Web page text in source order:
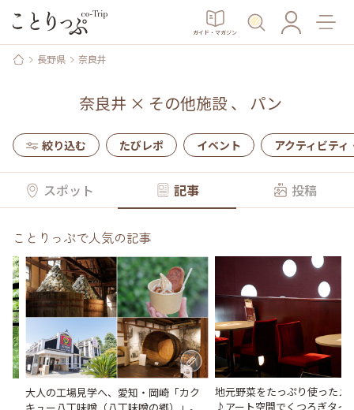
ガイド・マガジン
長野県 奈良井
奈良井 × その他施設、 パン
絞り込む たびレポ イベント アクティビティ
スポット 記事 投稿
ことりっぷで人気の記事
大人の工場見学へ、愛知・岡崎「カク
キュー八丁味噌（八丁味噌の郷）」。
地元野菜をたっぷり使ったメ
♪アート空間でくつろぎタイ